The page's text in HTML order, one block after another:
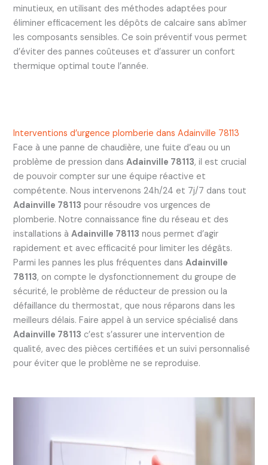
minutieux, en utilisant des méthodes adaptées pour
éliminer efficacement les dépôts de calcaire sans abîmer
les composants sensibles. Ce soin préventif vous permet
d’éviter des pannes coûteuses et d’assurer un confort
thermique optimal toute l’année.
Interventions d’urgence plomberie dans Adainville 78113
Face à une panne de chaudière, une fuite d’eau ou un
problème de pression dans Adainville 78113, il est crucial
de pouvoir compter sur une équipe réactive et
compétente. Nous intervenons 24h/24 et 7j/7 dans tout
Adainville 78113 pour résoudre vos urgences de
plomberie. Notre connaissance fine du réseau et des
installations à Adainville 78113 nous permet d’agir
rapidement et avec efficacité pour limiter les dégâts.
Parmi les pannes les plus fréquentes dans Adainville
78113, on compte le dysfonctionnement du groupe de
sécurité, le problème de réducteur de pression ou la
défaillance du thermostat, que nous réparons dans les
meilleurs délais. Faire appel à un service spécialisé dans
Adainville 78113 c’est s’assurer une intervention de
qualité, avec des pièces certifiées et un suivi personnalisé
pour éviter que le problème ne se reproduise.